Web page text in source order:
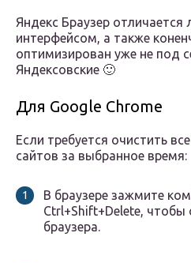
Яндекс Браузер
интерфейсом, а также
оптимизирован уже не под
Яндексовские 🙂
Для Google Chrome
Если требуется очистить
сайтов за выбранное время:
В браузере зажмите
Ctrl+Shift+Delete, чтобы
браузера.